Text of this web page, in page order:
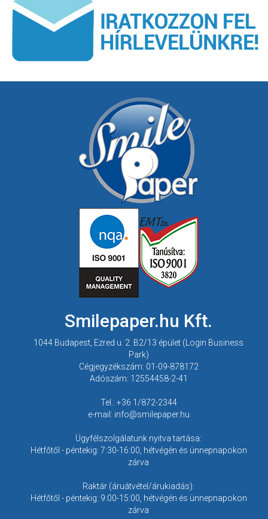
Smilepaper.hu Kft.
1044 Budapest, Ezred u. 2. B2/13 épület (Login Business
Park)
Cégjegyzékszám: 01-09-878172
Adószám: 12554458-2-41
Tel.: +36 1/872-2344
e-mail: info@smilepaper.hu
Ügyfélszolgálatunk nyitva tartása:
Hétfőtől - péntekig: 7:30-16:00, hétvégén és ünnepnapokon
zárva
Raktár (áruátvétel/árukiadás):
Hétfőtől - péntekig: 9:00-15:00, hétvégén és ünnepnapokon
zárva